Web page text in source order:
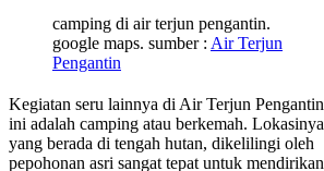
camping di air terjun pengantin.
google maps. sumber : Air Terjun
Pengantin
Kegiatan seru lainnya di Air Terjun Pengantin
ini adalah camping atau berkemah. Lokasinya
yang berada di tengah hutan, dikelilingi oleh
pepohonan asri sangat tepat untuk mendirikan